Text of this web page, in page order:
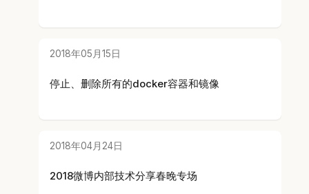
2018年05月15日
停止、删除所有的docker容器和镜像
2018年04月24日
2018微博内部技术分享春晚专场